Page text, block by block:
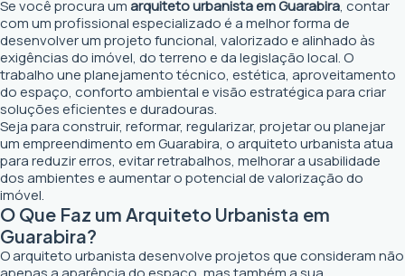
Se você procura umarquiteto urbanista em Guarabira, contar
com um profissional especializado é a melhor forma de
desenvolver um projeto funcional, valorizado e alinhado às
exigências do imóvel, do terreno e da legislação local. O
trabalho une planejamento técnico, estética, aproveitamento
do espaço, conforto ambiental e visão estratégica para criar
soluções eficientes e duradouras.
Seja para construir, reformar, regularizar, projetar ou planejar
um empreendimento em Guarabira, o arquiteto urbanista atua
para reduzir erros, evitar retrabalhos, melhorar a usabilidade
dos ambientes e aumentar o potencial de valorização do
imóvel.
O Que Faz um Arquiteto Urbanista em
Guarabira?
O arquiteto urbanista desenvolve projetos que consideram não